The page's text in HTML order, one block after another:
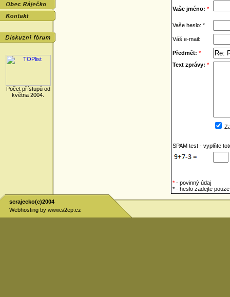
Počet přístupů od
května 2004.
Vaše jméno: *
Vaše heslo: *
Váš e-mail:
Předmět: *
Text zprávy: *
SPAM test - vyplňte
* - povinný údaj
* - heslo zadejte
scrajecko(c)2004
Webhosting by www.s2ep.cz